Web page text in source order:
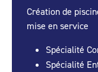
Création de
mise en service
Spécialité
Spécialité